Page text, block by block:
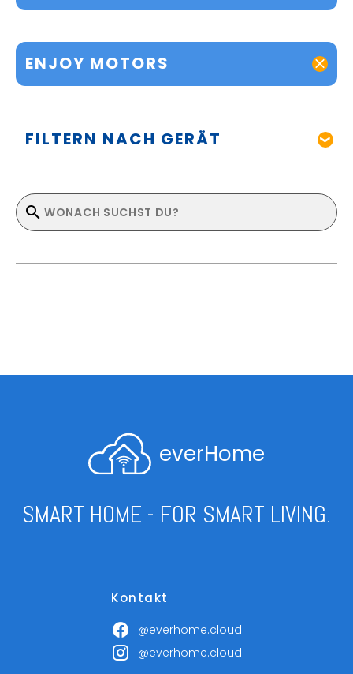
ENJOY MOTORS
FILTERN NACH GERÄT
everHome
SMART HOME - FOR SMART LIVING.
Kontakt
@everhome.cloud
@everhome.cloud